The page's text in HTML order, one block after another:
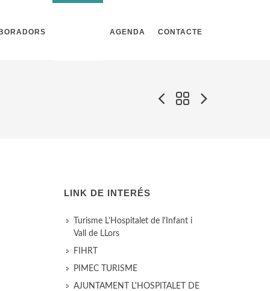
AGENDA CONTACTE
LINK DE INTERÉS
Turisme L'Hospitalet de l'Infant i
Vall de LLors
FIHRT
PIMEC TURISME
AJUNTAMENT L'HOSPITALET DE